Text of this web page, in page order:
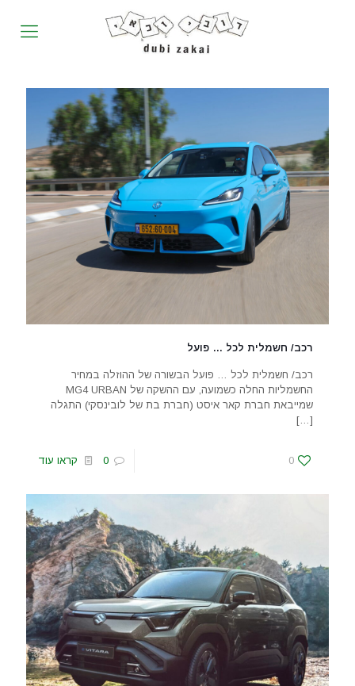
רכב/ חשמלית לכל … פועל
רכב/ חשמלית לכל … פועל הבשורה של ההוזלה במחיר
החשמליות החלה כשמועה, עם ההשקה של MG4 URBAN
שמייבאת חברת קאר איסט (חברת בת של לובינסקי) התגלה
[…]
0
0 קראו עוד